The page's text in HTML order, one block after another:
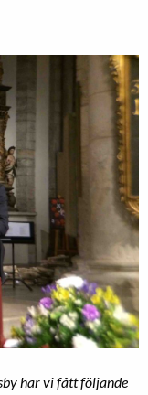
har vi fått följande